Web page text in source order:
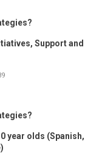
Support and
year olds (Spanish,